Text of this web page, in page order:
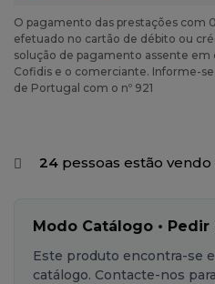
O pagamento das prestações com
efetuado no cartão de débito ou
solução de pagamento assente
Cofidis e o comerciante. Informe-
de Portugal com o nº 921
24 pessoas estão
Modo Catálogo •
Este produto encontra-se
catálogo. Contacte-nos